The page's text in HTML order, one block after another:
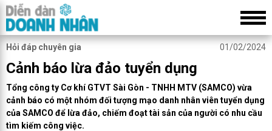
Hỏi đáp chuyên gia 01/02/2024
Cảnh báo lừa đảo tuyển dụng
Tổng công ty Cơ khí GTVT Sài Gòn - TNHH MTV (SAMCO) vừa
cảnh báo có một nhóm đối tượng mạo danh nhân viên tuyển dụng
của SAMCO để lừa đảo, chiếm đoạt tài sản của người có nhu cầu
tìm kiếm công việc.